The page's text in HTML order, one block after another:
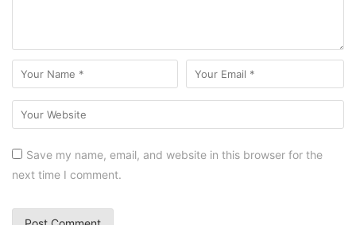
Save my name, email, and website in this browser for the
next time I comment.